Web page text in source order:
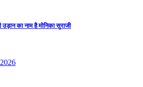
का नाम है मोनिका सुराजी